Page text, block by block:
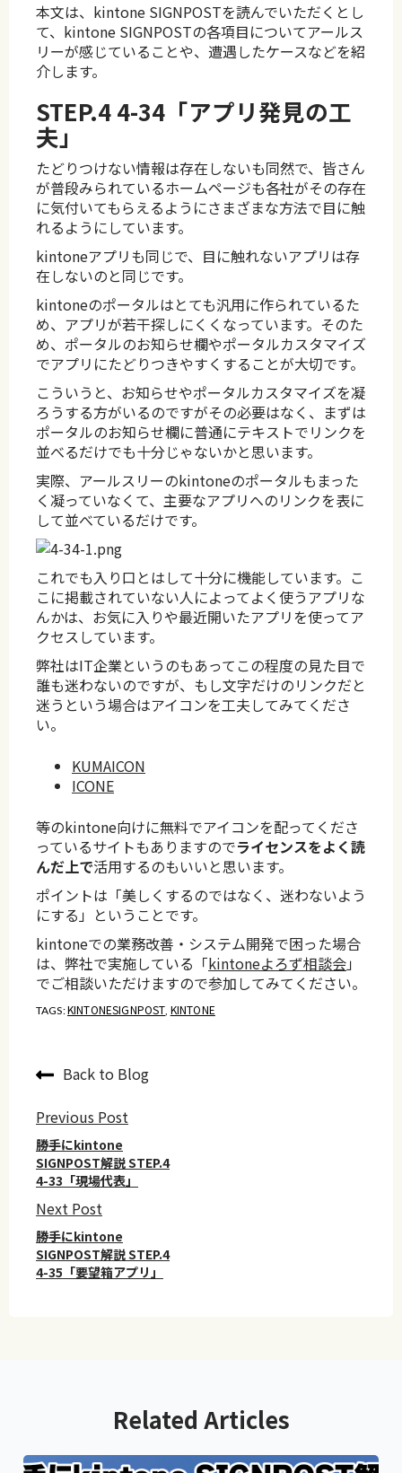
本文は、kintone SIGNPOSTを読んでいただくとし
て、kintone SIGNPOSTの各項目についてアールス
リーが感じていることや、遭遇したケースなどを紹
介します。
STEP.4 4-34「アプリ発見の工
夫」
たどりつけない情報は存在しないも同然で、皆さん
が普段みられているホームページも各社がその存在
に気付いてもらえるようにさまざまな方法で目に触
れるようにしています。
kintoneアプリも同じで、目に触れないアプリは存
在しないのと同じです。
kintoneのポータルはとても汎用に作られているた
め、アプリが若干探しにくくなっています。そのた
め、ポータルのお知らせ欄やポータルカスタマイズ
でアプリにたどりつきやすくすることが大切です。
こういうと、お知らせやポータルカスタマイズを凝
ろうする方がいるのですがその必要はなく、まずは
ポータルのお知らせ欄に普通にテキストでリンクを
並べるだけでも十分じゃないかと思います。
実際、アールスリーのkintoneのポータルもまった
く凝っていなくて、主要なアプリへのリンクを表に
して並べているだけです。
これでも入り口とはして十分に機能しています。こ
こに掲載されていない人によってよく使うアプリな
んかは、お気に入りや最近開いたアプリを使ってア
クセスしています。
弊社はIT企業というのもあってこの程度の見た目で
誰も迷わないのですが、もし文字だけのリンクだと
迷うという場合はアイコンを工夫してみてくださ
い。
KUMAICON
ICONE
等のkintone向けに無料でアイコンを配ってくださ
っているサイトもありますのでライセンスをよく読
んだ上で活用するのもいいと思います。
ポイントは「美しくするのではなく、迷わないよう
にする」ということです。
kintoneでの業務改善・システム開発で困った場合
は、弊社で実施している「kintoneよろず相談会」
でご相談いただけますので参加してみてください。
TAGS:KINTONESIGNPOST, KINTONE
Back to Blog
Previous Post
勝手にkintone
SIGNPOST解説 STEP.4
4-33「現場代表」
Next Post
勝手にkintone
SIGNPOST解説 STEP.4
4-35「要望箱アプリ」
Related Articles